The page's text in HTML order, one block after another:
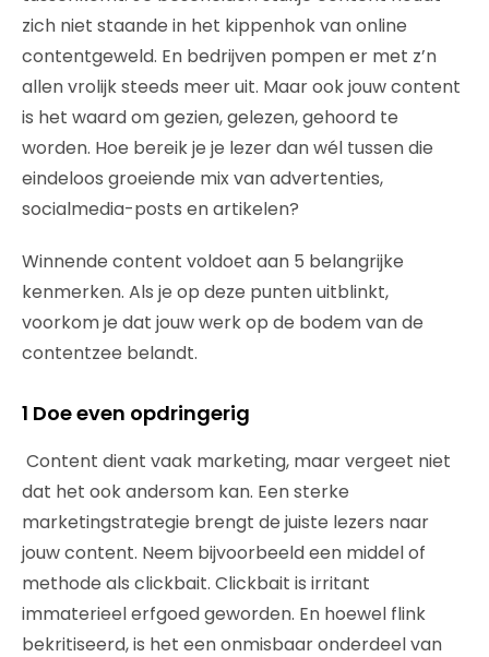
zich niet staande in het kippenhok van online
contentgeweld. En bedrijven pompen er met z’n
allen vrolijk steeds meer uit. Maar ook jouw content
is het waard om gezien, gelezen, gehoord te
worden. Hoe bereik je je lezer dan wél tussen die
eindeloos groeiende mix van advertenties,
socialmedia-posts en artikelen?
Winnende content voldoet aan 5 belangrijke
kenmerken. Als je op deze punten uitblinkt,
voorkom je dat jouw werk op de bodem van de
contentzee belandt.
1 Doe even opdringerig
Content dient vaak marketing, maar vergeet niet
dat het ook andersom kan. Een sterke
marketingstrategie brengt de juiste lezers naar
jouw content. Neem bijvoorbeeld een middel of
methode als clickbait. Clickbait is irritant
immaterieel erfgoed geworden. En hoewel flink
bekritiseerd, is het een onmisbaar onderdeel van